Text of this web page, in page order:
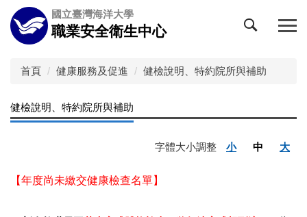
跳
到
主
區
國立臺灣海洋大學
職業安全衛生中心
首頁 健康服務及促進 健檢說明、特約院所與補助
健檢說明、特約院所與補助
字體大小調整 小 中 大
【年度尚未繳交健康檢查名單】